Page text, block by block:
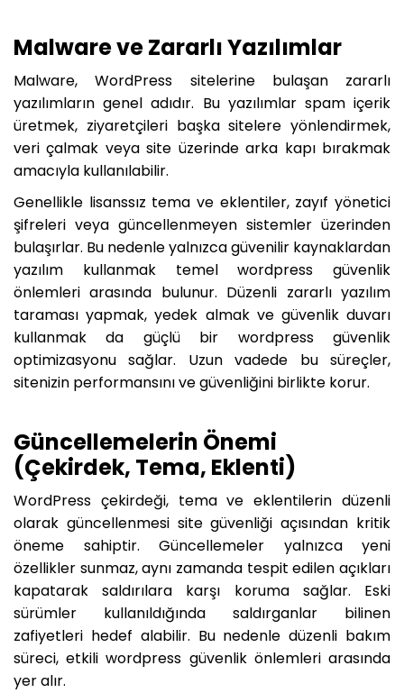
Malware ve Zararlı Yazılımlar
Malware, WordPress sitelerine bulaşan zararlı
yazılımların genel adıdır. Bu yazılımlar spam içerik
üretmek, ziyaretçileri başka sitelere yönlendirmek,
veri çalmak veya site üzerinde arka kapı bırakmak
amacıyla kullanılabilir.
Genellikle lisanssız tema ve eklentiler, zayıf yönetici
şifreleri veya güncellenmeyen sistemler üzerinden
bulaşırlar. Bu nedenle yalnızca güvenilir kaynaklardan
yazılım kullanmak temel wordpress güvenlik
önlemleri arasında bulunur. Düzenli zararlı yazılım
taraması yapmak, yedek almak ve güvenlik duvarı
kullanmak da güçlü bir wordpress güvenlik
optimizasyonu sağlar. Uzun vadede bu süreçler,
sitenizin performansını ve güvenliğini birlikte korur.
Güncellemelerin Önemi
(Çekirdek, Tema, Eklenti)
WordPress çekirdeği, tema ve eklentilerin düzenli
olarak güncellenmesi site güvenliği açısından kritik
öneme sahiptir. Güncellemeler yalnızca yeni
özellikler sunmaz, aynı zamanda tespit edilen açıkları
kapatarak saldırılara karşı koruma sağlar. Eski
sürümler kullanıldığında saldırganlar bilinen
zafiyetleri hedef alabilir. Bu nedenle düzenli bakım
süreci, etkili wordpress güvenlik önlemleri arasında
yer alır.